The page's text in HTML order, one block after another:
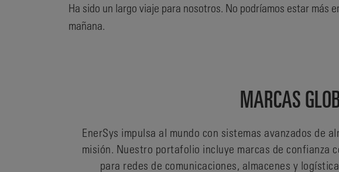
Ha sido un largo viaje para nosotros. No podríamos estar más
mañana.
MARCAS
EnerSys impulsa al mundo con sistemas avanzados de
misión. Nuestro portafolio incluye marcas de confianza
para redes de comunicaciones, almacenes y